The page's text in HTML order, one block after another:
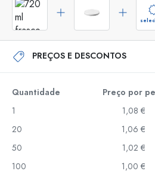
PREÇOS E DESCONTOS
Quantidade Preço por
1
1,08 €
20
1,06 €
50
1,02 €
100
1,00 €